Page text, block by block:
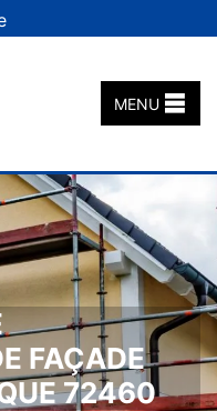
MENU
FAÇADE
72460